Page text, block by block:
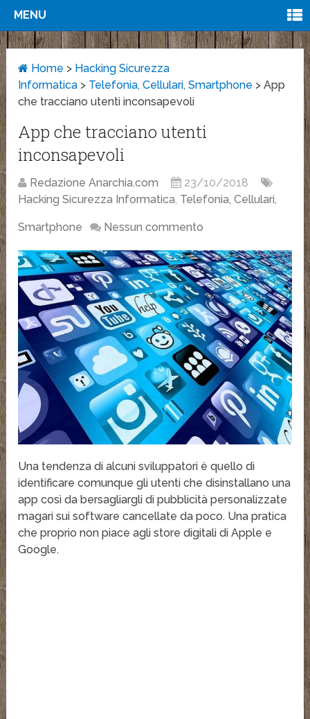
MENU
Home > Hacking Sicurezza
Informatica > Telefonia, Cellulari, Smartphone >App
che tracciano utenti inconsapevoli
App che tracciano utenti
inconsapevoli
Redazione Anarchia.com
23/10/2018
Hacking Sicurezza Informatica, Telefonia, Cellulari,
Smartphone Nessun commento
Una tendenza di alcuni sviluppatori è quello di
identificare comunque gli utenti che disinstallano una
app così da bersagliargli di pubblicità personalizzate
magari sui software cancellate da poco. Una pratica
che proprio non piace agli store digitali di Apple e
Google.